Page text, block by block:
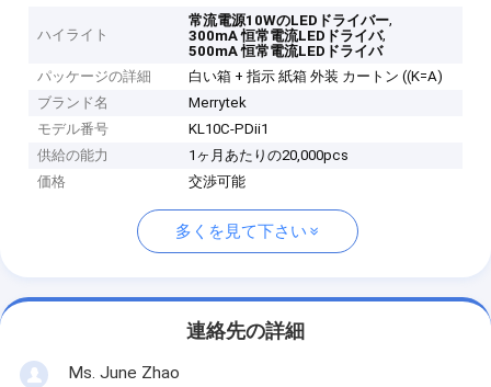
ハイライト
常流電源10WのLEDドライバー,
300mA 恒常電流LEDドライバ,
500mA 恒常電流LEDドライバ
パッケージの詳細
白い箱 + 指示 紙箱 外装 カートン ((K=A)
ブランド名
Merrytek
モデル番号
KL10C-PDii1
供給の能力
1ヶ月あたりの20,000pcs
価格
交渉可能
多くを見て下さい
連絡先の詳細
Ms. June Zhao